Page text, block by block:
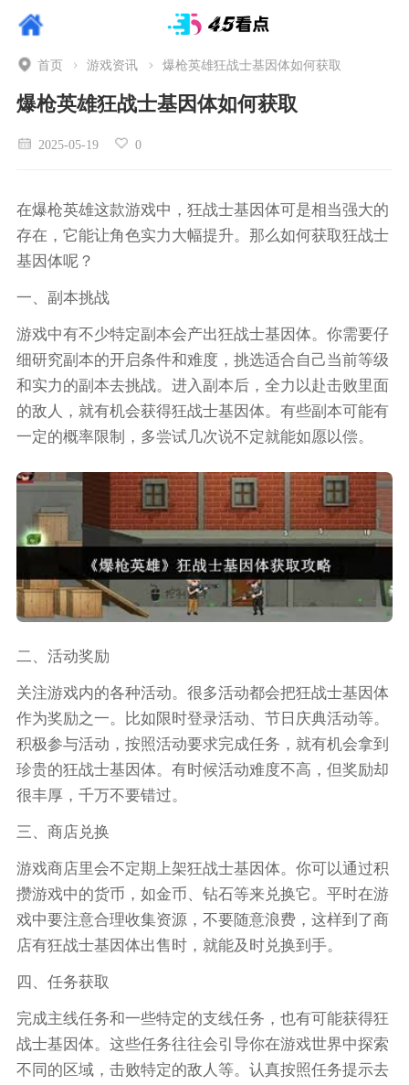
首页 游戏资讯 爆枪英雄狂战士基因体如何获取
爆枪英雄狂战士基因体如何获取
2025-05-19 0
在爆枪英雄这款游戏中，狂战士基因体可是相当强大的
存在，它能让角色实力大幅提升。那么如何获取狂战士
基因体呢？
一、副本挑战
游戏中有不少特定副本会产出狂战士基因体。你需要仔
细研究副本的开启条件和难度，挑选适合自己当前等级
和实力的副本去挑战。进入副本后，全力以赴击败里面
的敌人，就有机会获得狂战士基因体。有些副本可能有
一定的概率限制，多尝试几次说不定就能如愿以偿。
二、活动奖励
关注游戏内的各种活动。很多活动都会把狂战士基因体
作为奖励之一。比如限时登录活动、节日庆典活动等。
积极参与活动，按照活动要求完成任务，就有机会拿到
珍贵的狂战士基因体。有时候活动难度不高，但奖励却
很丰厚，千万不要错过。
三、商店兑换
游戏商店里会不定期上架狂战士基因体。你可以通过积
攒游戏中的货币，如金币、钻石等来兑换它。平时在游
戏中要注意合理收集资源，不要随意浪费，这样到了商
店有狂战士基因体出售时，就能及时兑换到手。
四、任务获取
完成主线任务和一些特定的支线任务，也有可能获得狂
战士基因体。这些任务往往会引导你在游戏世界中探索
不同的区域，击败特定的敌人等。认真按照任务提示去